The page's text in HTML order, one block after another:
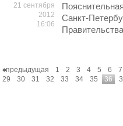
21 сентября
2012
16:06
Санкт-
предыдущая 1 2 3 4 5 6 7
29
30 31 32 33 34 35 36